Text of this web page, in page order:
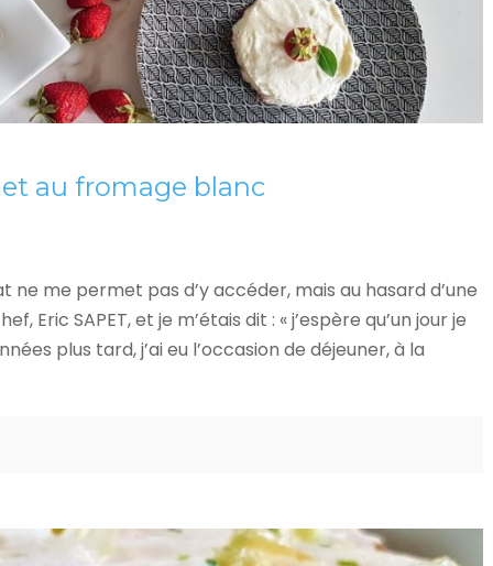
et au fromage blanc
me permet pas d’y accéder, mais au hasard d’une
Eric SAPET, et je m’étais dit : « j’espère qu’un jour je
plus tard, j’ai eu l’occasion de déjeuner, à la